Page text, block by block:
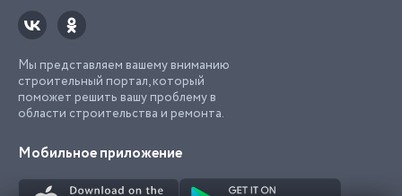
Мы представляем вашему вниманию
строительный портал, который
поможет решить вашу проблему в
области строительства и ремонта.
Мобильное приложение